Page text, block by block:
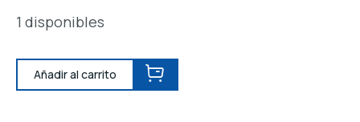
1 disponibles
Añadir al carrito